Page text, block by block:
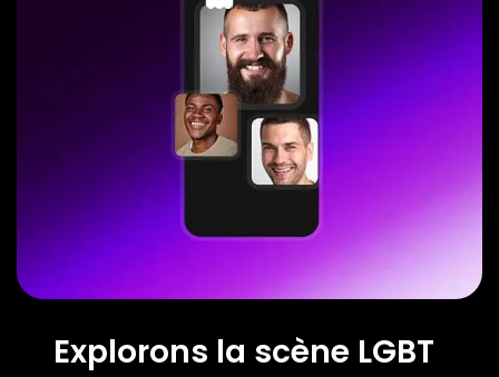
Explorons la scène LGBT